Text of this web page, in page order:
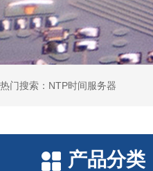
热门搜索：NTP时间服务器
产品分类